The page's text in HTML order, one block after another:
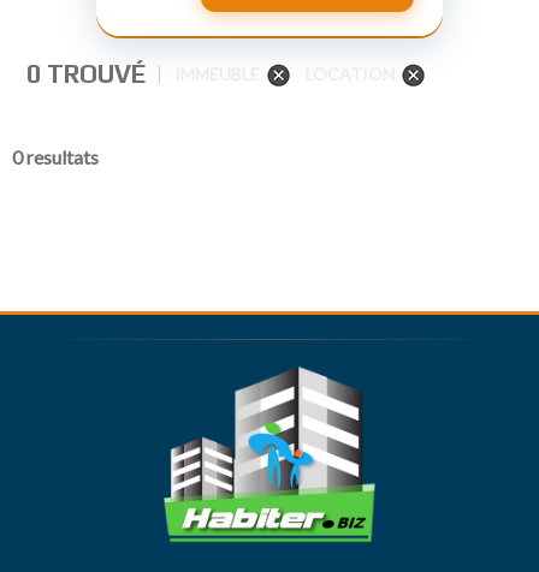
0 TROUVÉ
0 resultats